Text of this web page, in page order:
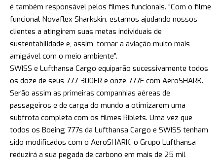
é também responsável pelos filmes funcionais. “Com o filme
funcional Novaflex Sharkskin, estamos ajudando nossos
clientes a atingirem suas metas individuais de
sustentabilidade e, assim, tornar a aviação muito mais
amigável com o meio ambiente”.
SWISS e Lufthansa Cargo equiparão sucessivamente todos
os doze de seus 777-300ER e onze 777F com AeroSHARK.
Serão assim as primeiras companhias aéreas de
passageiros e de carga do mundo a otimizarem uma
subfrota completa com os filmes Riblets. Uma vez que
todos os Boeing 777s da Lufthansa Cargo e SWISS tenham
sido modificados com o AeroSHARK, o Grupo Lufthansa
reduzirá a sua pegada de carbono em mais de 25 mil